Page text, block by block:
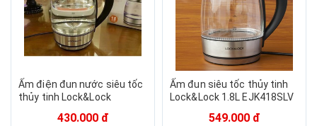
Ấm điện đun nước siêu tốc
thủy tinh Lock&Lock
430.000 đ
Ấm đun siêu tốc thủy tinh
Lock&Lock 1.8L EJK418SLV
549.000 đ